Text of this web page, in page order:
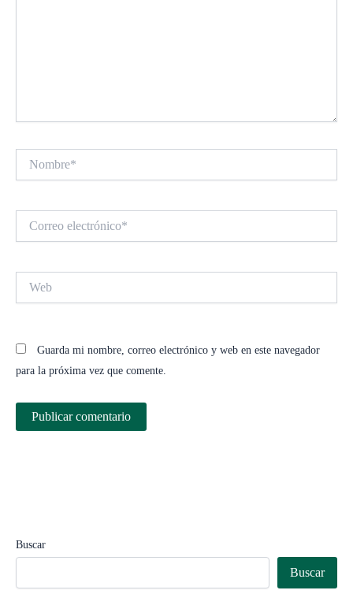
electrónico*
Guarda mi nombre, correo electrónico y web en este navegador
para la próxima vez que comente.
Buscar
Buscar